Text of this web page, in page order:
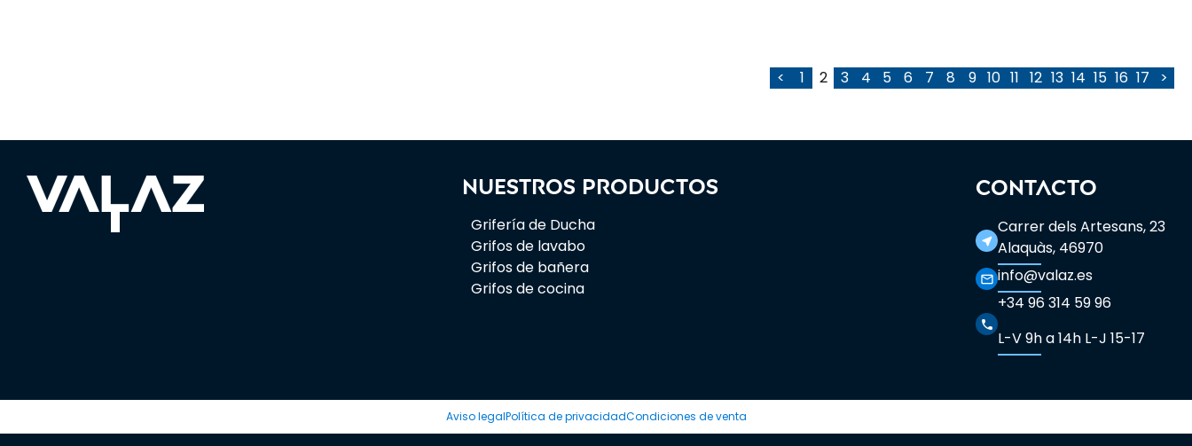
< 1 2 3 4 5 6 7 8 9 10 11 12 13 14 15 16 17 >
Nuestros productos
Grifería de Ducha
Grifos de lavabo
Grifos de bañera
Grifos de cocina
CONTACTO
near_me
Carrer dels Artesans, 23
Alaquàs, 46970
mail_outline info@valaz.es
phone
+34 96 314 59 96
L-V 9h a 14h L-J 15-17
Aviso legalPolítica de privacidadCondiciones de venta